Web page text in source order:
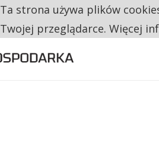
NA JEDEN WAKAT PRZYPADAJĄ 62
Ta strona używa plików
Twojej przeglądarce. Więcej